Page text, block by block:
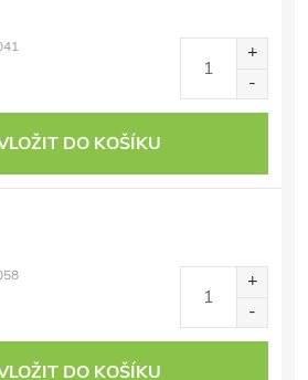
DO KOŠÍKU
DO KOŠÍKU